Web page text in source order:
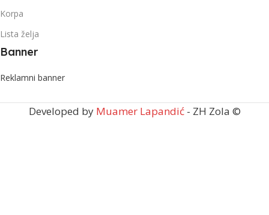
Korpa
Lista želja
Banner
Reklamni banner
Developed by Muamer Lapandić- ZH Zola ©